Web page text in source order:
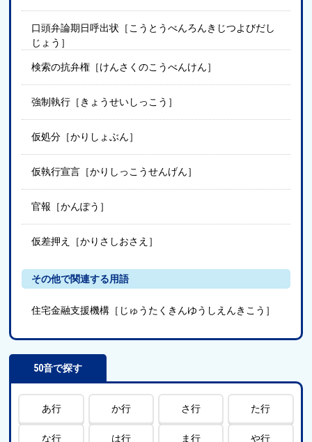
口頭弁論期日呼出状［こうとうべんろんきじつよびだし
じょう］
検索の抗弁権［けんさくのこうべんけん］
強制執行［きょうせいしっこう］
仮処分［かりしょぶん］
仮執行宣言［かりしっこうせんげん］
官報［かんぽう］
仮差押え［かりさしおさえ］
その他で関連する用語
住宅金融支援機構［じゅうたくきんゆうしえんきこう］
50音で探す
あ行 か行 さ行 た行
な行 は行 ま行 や行